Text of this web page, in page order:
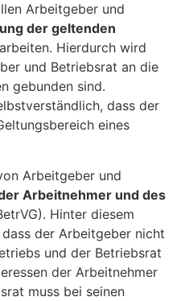
Arbeitgeber und
der geltenden
Hierdurch wird
und Betriebsrat an die
gebunden sind.
dass der
eines
Arbeitgeber und
Arbeitnehmer und des
Hinter diesem
der Arbeitgeber nicht
und der Betriebsrat
der Arbeitnehmer
muss bei seinen